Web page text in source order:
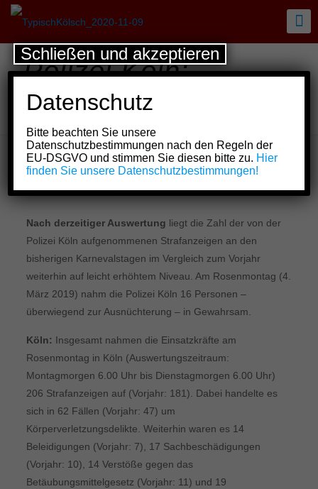
Polizei Köln:
Rosenmontag –
vorläufige Bilanz
Nach derzeitiger Auswertung liegt die Zahl der von der
Polizei Köln aufgenommenen Strafanzeigen an den
bisherigen Karnevalstagen im Vergleich zum Vorjahr
weiterhin auf leicht erhöhtem Niveau. Am Rosenmontag (4.
März 2019) nahm die Polizei Köln 16 Personen –
überwiegend zur Ausnüchterung – in Gewahrsam.
Köln: Insgesamt nahmen die Einsatzkräfte am
Rosenmontag in Köln (Auswertungszeitraum:
Montagmorgen 6.00 Uhr bis Dienstagmorgen 6.00 Uhr)
206 Strafanzeigen auf (Vorjahr: 181). Dabei handelte es
sich in 62 Fällen (Vorjahr: 47) um
Körperverletzungsdelikte. Weiterhin waren es 14
Beleidigungen (Vorjahr: 7), 17 Sachbeschädigungen
(Vorjahr: 10), 14 Verstöße gegen das
Betäubungsmittelgesetz (Vorjahr: 11) und 19
Datenschutz
Bitte beachten Sie unsere
Datenschutzbestimmungen nach den Regeln der
EU-DSGVO und stimmen Sie diesen bitte zu. Hier
finden Sie unsere Datenschutzbestimmungen!
Schließen und akzeptieren